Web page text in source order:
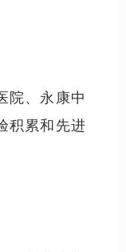
院、永康中
积累和先进